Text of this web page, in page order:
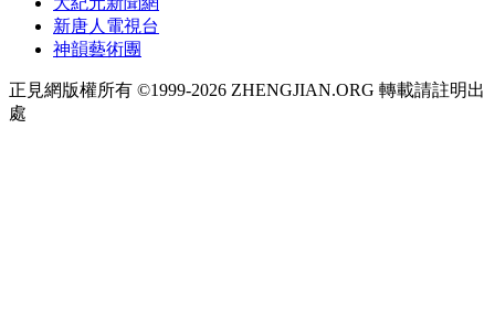
新唐人電視台
神韻藝術團
正見網版權所有 ©1999-2026 ZHENGJIAN.ORG 轉載請註明出
處